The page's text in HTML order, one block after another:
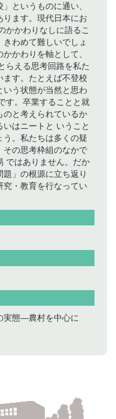
というものに通い、
ます。現代日本にお
かかわりなしに語るこ
わめて難しいでしょ
かわりを軸として、
らえる思考回路を私た
ます。たとえば不登校
いう状態が当然と思わ
す。卒業することと就
のと考えられているか
はニートと いうこと
。私たちは多くの疑
その思考枠組のなかで
ではありません。だか
」の根源に立ち返り
究・教育を行なってい
実態―農村を中心に